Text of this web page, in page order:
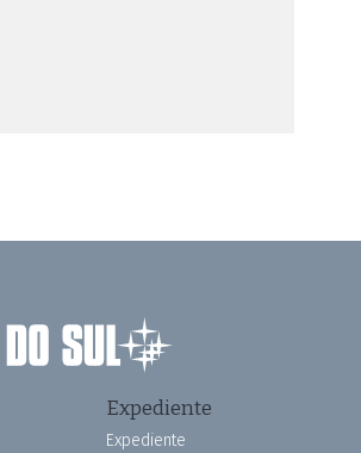
Expediente
Expediente